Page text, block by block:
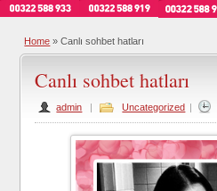
Home » Canlı sohbet hatları
Canlı sohbet hatları
admin | Uncategorized |